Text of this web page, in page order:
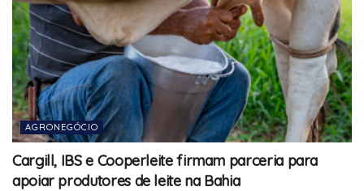
AGRONEGÓCIO
Cargill, IBS e Cooperleite firmam parceria para
apoiar produtores de leite na Bahia